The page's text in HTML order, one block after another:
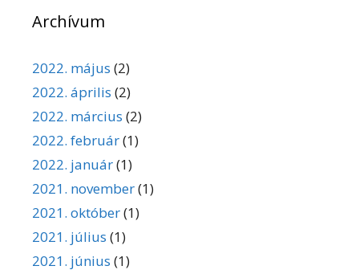
Archívum
2022. május (2)
2022. április (2)
2022. március (2)
2022. február(1)
2022. január(1)
2021. november(1)
2021. október(1)
2021. július (1)
2021. június (1)